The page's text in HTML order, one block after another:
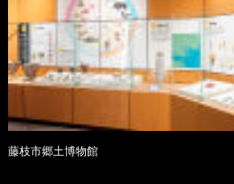
藤枝市郷土博物館